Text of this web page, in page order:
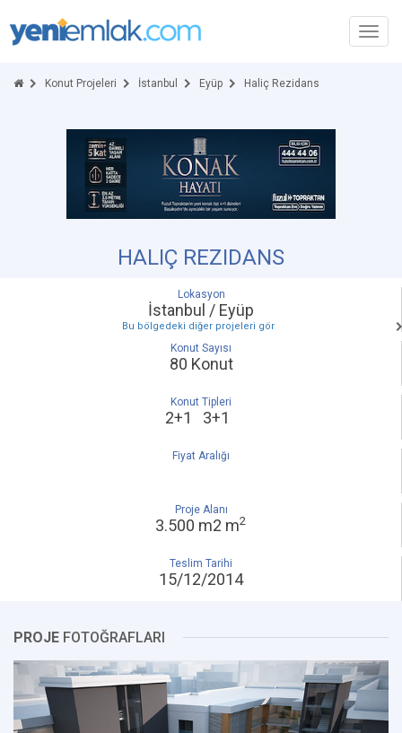
Konut Projeleri İstanbul Eyüp Haliç Rezidans
HALIÇ REZIDANS
Lokasyon
İstanbul / Eyüp
Bu bölgedeki diğer projeleri gör
Konut Sayısı
80 Konut
Konut Tipleri
2+1 3+1
Fiyat Aralığı
Proje Alanı
3.500 m2 m2
Teslim Tarihi
15/12/2014
PROJE FOTOĞRAFLARI